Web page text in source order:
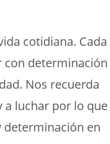
cotidiana. Cada
con determinación
Nos recuerda
a luchar por lo que
determinación en